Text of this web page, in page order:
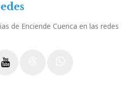
de Enciende Cuenca en las redes